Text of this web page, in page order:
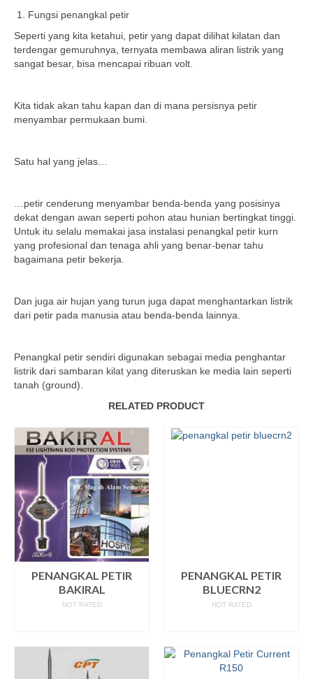
Fungsi penangkal petir
Seperti yang kita ketahui, petir yang dapat dilihat kilatan dan
terdengar gemuruhnya, ternyata membawa aliran listrik yang
sangat besar, bisa mencapai ribuan volt.
Kita tidak akan tahu kapan dan di mana persisnya petir
menyambar permukaan bumi.
Satu hal yang jelas…
…petir cenderung menyambar benda-benda yang posisinya
dekat dengan awan seperti pohon atau hunian bertingkat tinggi.
Untuk itu selalu memakai jasa instalasi penangkal petir kurn
yang profesional dan tenaga ahli yang benar-benar tahu
bagaimana petir bekerja.
Dan juga air hujan yang turun juga dapat menghantarkan listrik
dari petir pada manusia atau benda-benda lainnya.
Penangkal petir sendiri digunakan sebagai media penghantar
listrik dari sambaran kilat yang diteruskan ke media lain seperti
tanah (ground).
RELATED PRODUCT
PENANGKAL PETIR
BAKIRAL
NOT RATED
PENANGKAL PETIR
BLUECRN2
NOT RATED